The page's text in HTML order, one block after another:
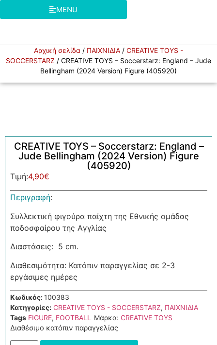
MENU
Αρχική σελίδα / ΠΑΙΧΝΙΔΙΑ / CREATIVE TOYS -
SOCCERSTARZ / CREATIVE TOYS – Soccerstarz: England – Jude
Bellingham (2024 Version) Figure (405920)
CREATIVE TOYS – Soccerstarz: England –
Jude Bellingham (2024 Version) Figure
(405920)
Τιμή:4,90€
Περιγραφή:
Συλλεκτική φιγούρα παίχτη της Εθνικής ομάδας
ποδοσφαίρου της Αγγλίας
Διαστάσεις: 5 cm.
Διαθεσιμότητα: Κατόπιν παραγγελίας σε 2-3
εργάσιμες ημέρες
Κωδικός: 100383
Κατηγορίες: CREATIVE TOYS - SOCCERSTARZ, ΠΑΙΧΝΙΔΙΑ
Tags FIGURE, FOOTBALL Μάρκα: CREATIVE TOYS
Διαθέσιμο κατόπιν παραγγελίας